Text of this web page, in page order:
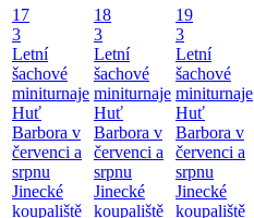
17
3
Letní
šachové
miniturnaje
Huť
Barbora v
červenci a
srpnu
Jinecké
koupaliště
18
3
Letní
šachové
miniturnaje
Huť
Barbora v
červenci a
srpnu
Jinecké
koupaliště
19
3
Letní
šachové
miniturnaje
Huť
Barbora v
červenci a
srpnu
Jinecké
koupaliště